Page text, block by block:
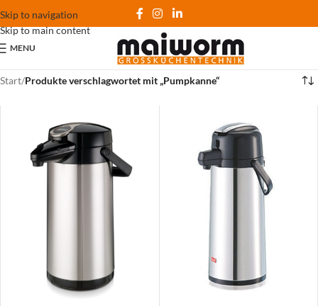
Skip to navigation
Skip to main content
MENU
Start/Produkte verschlagwortet mit „Pumpkanne“